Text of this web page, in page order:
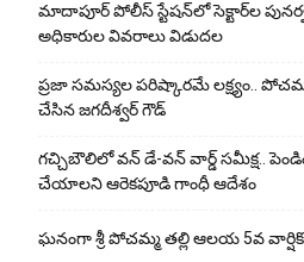
మాదాపూర్ పోలీస్‌ స్టేషన్‌లో సెక్టార్‌ల
అధికారుల వివరాలు విడుదల
ప్రజా సమస్యల పరిష్కారమే లక్ష్యం..
చేసిన జగదీశ్వర్ గౌడ్
గచ్చిబౌలిలో వన్ డే-వన్ వార్డ్ సమీక్ష..
చేయాలని ఆరెకపూడి గాంధీ ఆదేశం
ఘ‌నంగా శ్రీ పోచమ్మ త‌ల్లి ఆలయ 5వ